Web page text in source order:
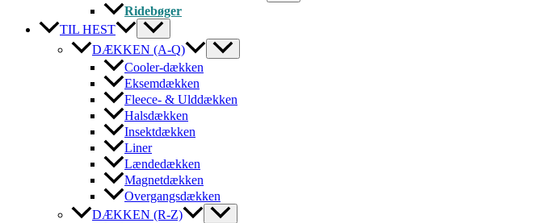
Ridebøger
TIL HEST
DÆKKEN (A-Q)
Cooler-dækken
Eksemdækken
Fleece- & Ulddækken
Halsdækken
Insektdækken
Liner
Lændedækken
Magnetdækken
Overgangsdækken
DÆKKEN (R-Z)